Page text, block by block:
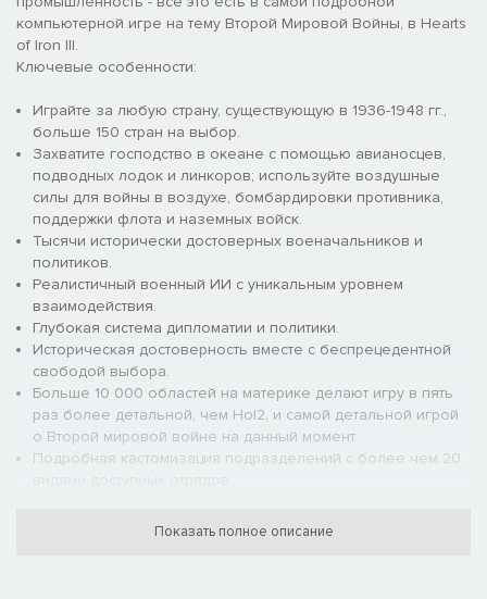
компьютерной игре на тему Второй Мировой Войны, в Hearts
of Iron III.
Ключевые особенности:
Играйте за любую страну, существующую в 1936-1948 гг.,
больше 150 стран на выбор.
Захватите господство в океане с помощью авианосцев,
подводных лодок и линкоров; используйте воздушные
силы для войны в воздухе, бомбардировки противника,
поддержки флота и наземных войск.
Тысячи исторически достоверных военачальников и
политиков.
Реалистичный военный ИИ с уникальным уровнем
взаимодействия.
Глубокая система дипломатии и политики.
Историческая достоверность вместе с беспрецедентной
свободой выбора.
Больше 10 000 областей на материке делают игру в пять
раз более детальной, чем HoI2, и самой детальной игрой
о Второй мировой войне на данный момент.
Подробная кастомизация подразделений с более чем 20
Показать полное описание